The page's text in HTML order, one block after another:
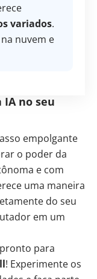
variados.
nuvem e
IA no seu
empolgante
o poder da
e com
uma maneira
do seu
em um
para
! Experimente os